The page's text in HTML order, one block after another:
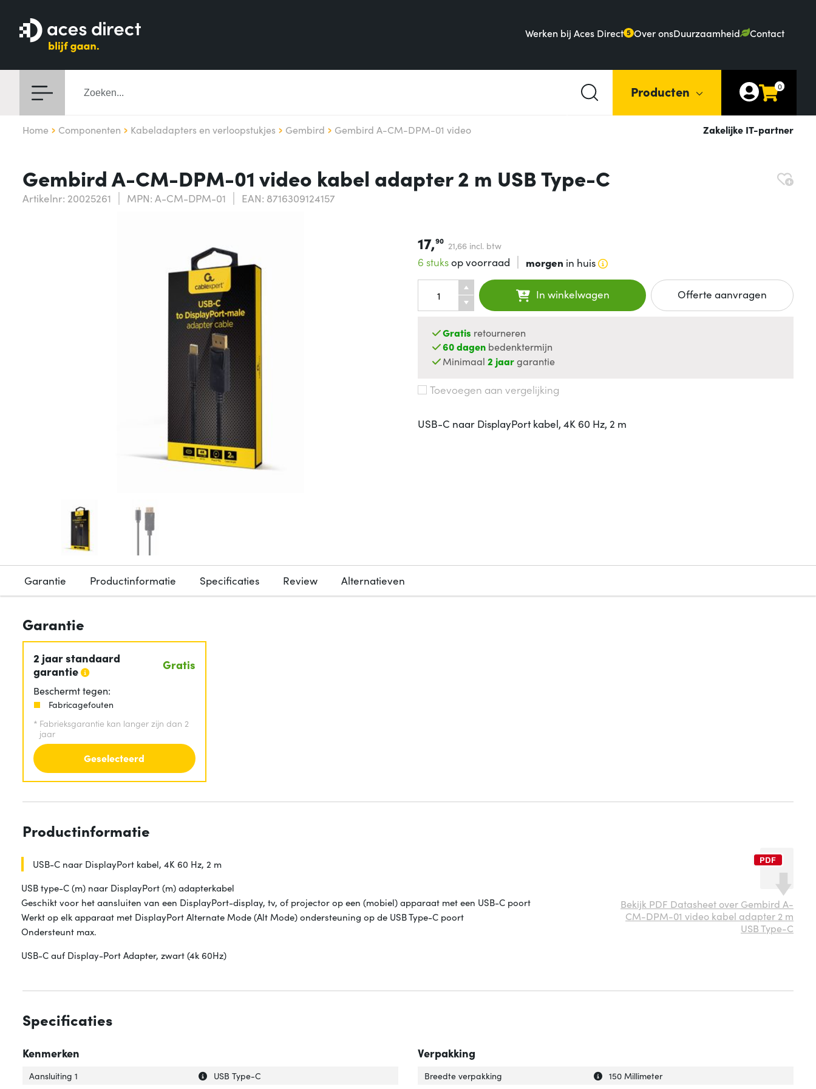
Werken bij Aces Direct 5 Over onsDuurzaamheid Contact
Producten 0
Home Componenten Kabeladapters en verloopstukjes Gembird Gembird A-CM-DPM-01 video Zakelijke IT-partner
Gembird A-CM-DPM-01 video kabel adapter 2 m USB Type-C
Artikelnr: 20025261 MPN: A-CM-DPM-01 EAN: 8716309124157
17,90 21,66 incl. btw
6 stuksop voorraad morgen in huis
In winkelwagen Offerte aanvragen
Gratis retourneren
60 dagen bedenktermijn
Minimaal2 jaargarantie
Toevoegen aan vergelijking
USB-C naar DisplayPort kabel, 4K 60 Hz, 2 m
Garantie Productinformatie Specificaties Review Alternatieven
Garantie
2 jaar standaard
garantie
Gratis
Beschermt tegen:
Fabricagefouten
* Fabrieksgarantie kan langer zijn dan 2
jaar
Geselecteerd
Productinformatie
USB-C naar DisplayPort kabel, 4K 60 Hz, 2 m
USB type-C (m) naar DisplayPort (m) adapterkabel
Geschikt voor het aansluiten van een DisplayPort-display, tv, of projector op een (mobiel) apparaat met een USB-C poort
Werkt op elk apparaat met DisplayPort Alternate Mode (Alt Mode) ondersteuning op de USB Type-C poort
Ondersteunt max.
USB-C auf Display-Port Adapter, zwart (4k 60Hz)
Bekijk PDF Datasheet over Gembird A-
CM-DPM-01 video kabel adapter 2 m
USB Type-C
Specificaties
Kenmerken
Uitleg over 'Aansluiting 1'
Verberg uitleg over 'Aansluiting 1'
Aansluiting 1
USB Type-C
Verpakking
Uitleg over 'Breedte verpakking'
Verberg uitleg over 'Breedte verpakking'
Breedte verpakking
150 Millimeter